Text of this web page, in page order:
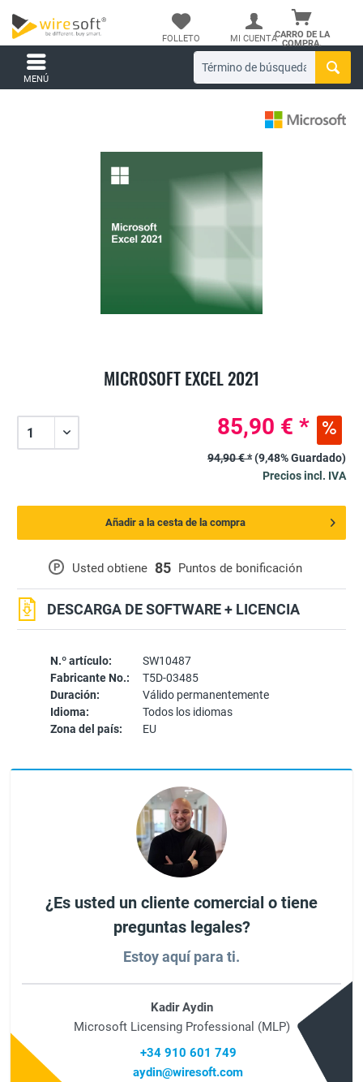
CARRO DE LA
COMPRA.
FOLLETO MI CUENTA
MENÚ
MICROSOFT EXCEL 2021
N.º artículo:
SW10487
Fabricante No.:
T5D-03485
Duración:
Válido permanentemente
Idioma:
Todos los idiomas
Zona del país:
EU
P Usted obtiene 85 Puntos de bonificación
DESCARGA DE SOFTWARE + LICENCIA
85,90 € *
94,90 € *(9,48% Guardado)
Precios incl. IVA
Añadir a la cesta de la compra
¿Es usted un cliente comercial o tiene
preguntas legales?
Estoy aquí para ti.
Kadir Aydin
Microsoft Licensing Professional (MLP)
+34 910 601 749
aydin@wiresoft.com